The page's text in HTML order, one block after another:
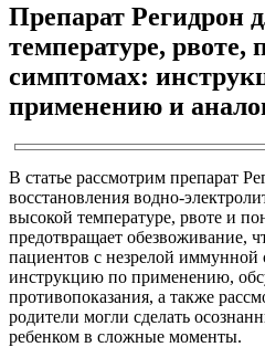
Препарат Регидрон
температуре, рвоте,
симптомах:
применению и
В статье рассмотрим препарат
восстановления водно-
высокой температуре, рвоте и
предотвращает обезвоживание,
пациентов с незрелой иммунной
инструкцию по применению,
противопоказания, а также
родители могли сделать
ребенком в сложные моменты.